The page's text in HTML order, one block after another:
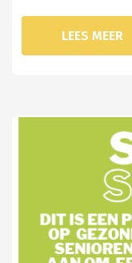
LEES MEER